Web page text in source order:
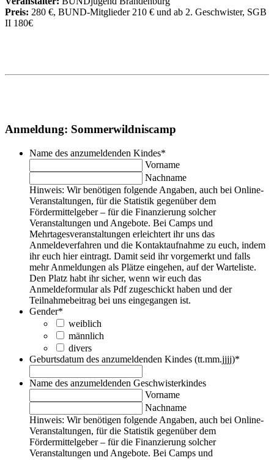
Preis: 280 €, BUND-Mitglieder 210 € und ab 2. Geschwister, SGB
II 180€
Anmeldung: Sommerwildniscamp
Name des anzumeldenden Kindes*
Vorname
Nachname
Hinweis: Wir benötigen folgende Angaben, auch bei Online-
Veranstaltungen, für die Statistik gegenüber dem
Fördermittelgeber – für die Finanzierung solcher
Veranstaltungen und Angebote. Bei Camps und
Mehrtagesveranstaltungen erleichtert ihr uns das
Anmeldeverfahren und die Kontaktaufnahme zu euch, indem
ihr euch hier eintragt. Damit seid ihr vorgemerkt und falls
mehr Anmeldungen als Plätze eingehen, auf der Warteliste.
Den Platz habt ihr sicher, wenn wir euch das
Anmeldeformular als Pdf zugeschickt haben und der
Teilnahmebeitrag bei uns eingegangen ist.
Gender*
weiblich
männlich
divers
Geburtsdatum des anzumeldenden Kindes (tt.mm.jjjj)*
Name des anzumeldenden Geschwisterkindes
Vorname
Nachname
Hinweis: Wir benötigen folgende Angaben, auch bei Online-
Veranstaltungen, für die Statistik gegenüber dem
Fördermittelgeber – für die Finanzierung solcher
Veranstaltungen und Angebote. Bei Camps und